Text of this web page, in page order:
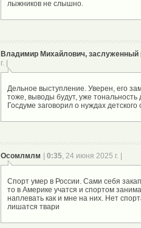
Владимир Михайлович, заслуженный
г. |
Дельное выступление. Уверен, его
тоже, выводы будут, уже
Осомлмлм 0:35, 24 июня 2025 г. |
Спорт умер в России. Сами себя
то в Америке учатся и спортом
наплевать как и мне на них. Нет